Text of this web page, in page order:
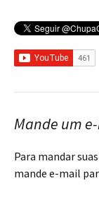
Mande um
Para mandar
mande e-mail